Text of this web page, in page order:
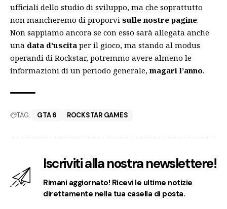
ufficiali dello studio di sviluppo, ma che soprattutto
non mancheremo di proporvi sulle nostre pagine.
Non sappiamo ancora se con esso sarà allegata anche
una data d’uscita per il gioco, ma stando al modus
operandi di Rockstar, potremmo avere almeno le
informazioni di un periodo generale, magari l’anno.
TAG: GTA 6 ROCKSTAR GAMES
Iscriviti alla nostra newslettere!
Rimani aggiornato! Ricevi le ultime notizie
direttamente nella tua casella di posta.